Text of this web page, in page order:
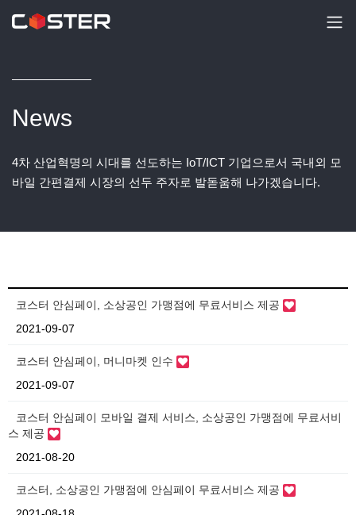
News
4차 산업혁명의 시대를 선도하는 IoT/ICT 기업으로서 국내외 모
바일 간편결제 시장의 선두 주자로 발돋움해 나가겠습니다.
코스터 안심페이, 소상공인 가맹점에 무료서비스 제공
2021-09-07
코스터 안심페이, 머니마켓 인수
2021-09-07
코스터 안심페이 모바일 결제 서비스, 소상공인 가맹점에 무료서비
스 제공
2021-08-20
코스터, 소상공인 가맹점에 안심페이 무료서비스 제공